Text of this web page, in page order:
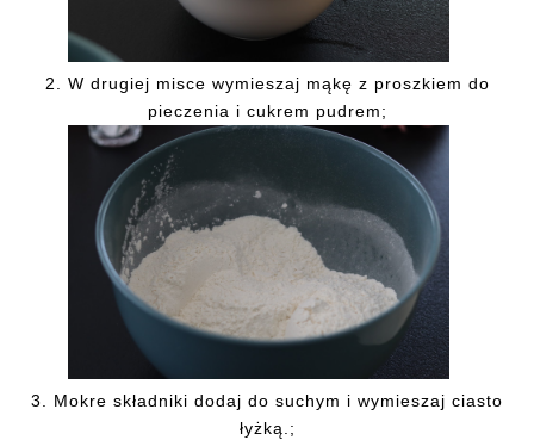
2. W drugiej misce wymieszaj mąkę z proszkiem do
pieczenia i cukrem pudrem;
3. Mokre składniki dodaj do suchym i wymieszaj ciasto
łyżką.;